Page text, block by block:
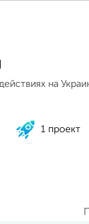
на
1 проект